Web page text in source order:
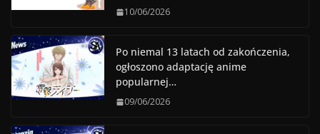
10/06/2026
Po niemal 13 latach od zakończenia,
ogłoszono adaptację anime
popularnej…
09/06/2026